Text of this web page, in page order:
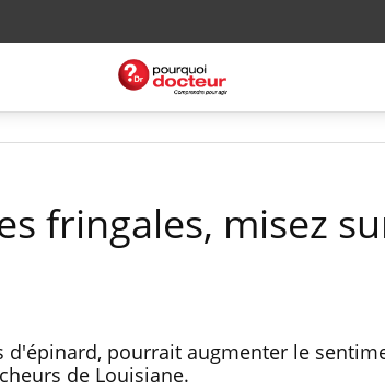
fringales, misez
d'épinard, pourrait augmenter le
de Louisiane.